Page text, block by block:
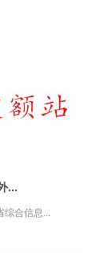
...
合信息...